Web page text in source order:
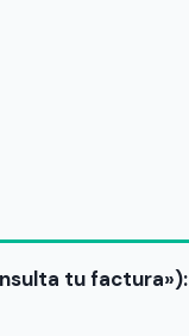
tu factura»):